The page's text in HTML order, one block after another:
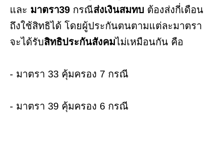
และ มาตรา39 กรณีส่งเงินสมทบ ต้องส่งกี่เดือน
ถึงใช้สิทธิได้ โดยผู้ประกันตนตามแต่ละมาตรา
จะได้รับสิทธิประกันสังคมไม่เหมือนกัน คือ
- มาตรา 33 คุ้มครอง 7 กรณี
- มาตรา 39 คุ้มครอง 6 กรณี